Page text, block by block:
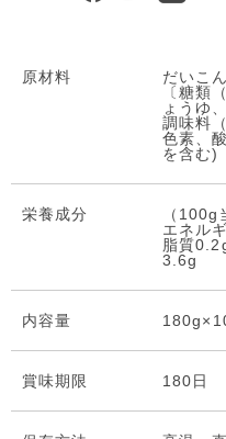
原材料
だいこ
〔糖類
ょうゆ
調味料
色素、
を含む)
栄養成分
（100g
エネル
脂質
3.6g
内容量
賞味期限 180日